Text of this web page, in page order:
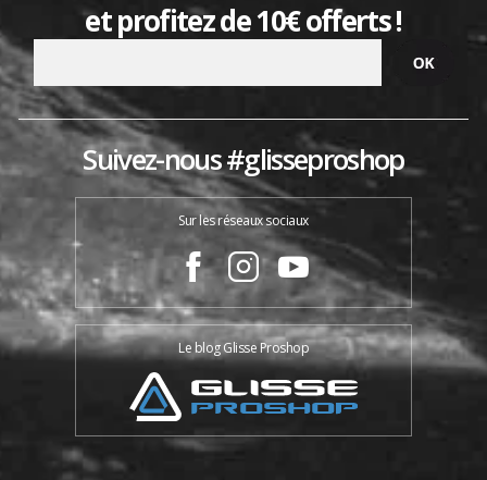
et profitez de 10€ offerts !
Suivez-nous #glisseproshop
Sur les réseaux sociaux
Le blog Glisse Proshop